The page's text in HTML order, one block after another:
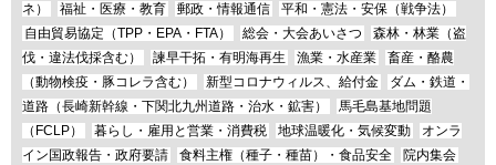
ネ）
福祉・医療・教育 郵政・情報通信
平和・憲法・安保（戦争法）
自由貿易協定（TPP・EPA・FTA）
総会・大会あいさつ
森林・林業（盗
伐・違法伐採含む）
諫早干拓・有明海再生 漁業・水産業
畜産・酪農
（動物検疫・豚コレラ含む）
新型コロナウィルス、給付金
ダム・鉄道・
道路（長崎新幹線・下関北九州道路・治水・鉱害）
馬毛島基地問題
（FCLP）
暮らし・雇用と営業・消費税 地球温暖化・気候変動
オンラ
イン国政報告・政府要請
食料主権（種子・種苗）・食品安全
院内集会